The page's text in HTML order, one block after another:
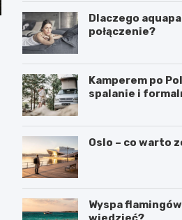
Dlaczego
połączenie?
Kamperem po
spalanie i
Oslo – co warto
Wyspa